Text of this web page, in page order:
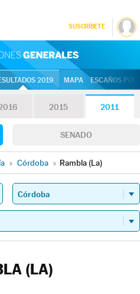
SUSCRÍBETE
2019 MAPA ESCAÑOS
2015 2011
SENADO
» Córdoba » Rambla (La)
(LA)